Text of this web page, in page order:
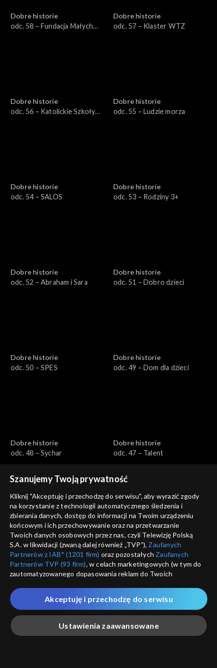
Dobre historie
odc. 58 – Fundacja Małych
Dobre historie
odc. 57 – Klaster WTZ
Dobre historie
odc. 56 – Katolickie Szkoły
Dobre historie
odc. 55 – Ludzie morza
Dobre historie
odc. 54 – SALOS
Dobre historie
odc. 53 – Rodziny 3+
Dobre historie
odc. 52 – Abraham i Sara
Dobre historie
odc. 51 – Dobro dzieci
Dobre historie
odc. 50 – SPES
Dobre historie
odc. 49 – Dom dla dzieci
Dobre historie
odc. 48 – Sychar
Dobre historie
odc. 47 – Talent
Dobre historie
odc. 46 – Arka
Dobre historie
odc. 45 – Przyjaciele
seniorów
Dobre historie
odc. 44 – Fundacja Orszak
Trzech Króli
Dobre historie
odc. 43 – Wzrastanie
Szanujemy Twoją prywatność
Kliknij "Akceptuję i przechodzę do serwisu", aby wyrazić zgody
na korzystanie z technologii automatycznego śledzenia i
zbierania danych, dostęp do informacji na Twoim urządzeniu
końcowym i ich przechowywanie oraz na przetwarzanie
Twoich danych osobowych przez nas, czyli Telewizję Polską
S.A. w likwidacji (zwaną dalej również „TVP”), Zaufanych
Partnerów z IAB* (1201 firm) oraz pozostałych Zaufanych
Partnerów TVP (93 firm), w celach marketingowych (w tym do
zautomatyzowanego dopasowania reklam do Twoich
które wskazujemy poniżej, a także zgody na udostępnianie
przez nas identyfikatora PPID do Google.
Twoje dane osobowe zbierane podczas odwiedzania przez
Ciebie naszych
poszczególnych serwisówzwanych dalej
„Portalem”, w tym informacje zapisywane za pomocą
Ustawienia zaawansowane
Akceptuję i przechodzę do serwisu